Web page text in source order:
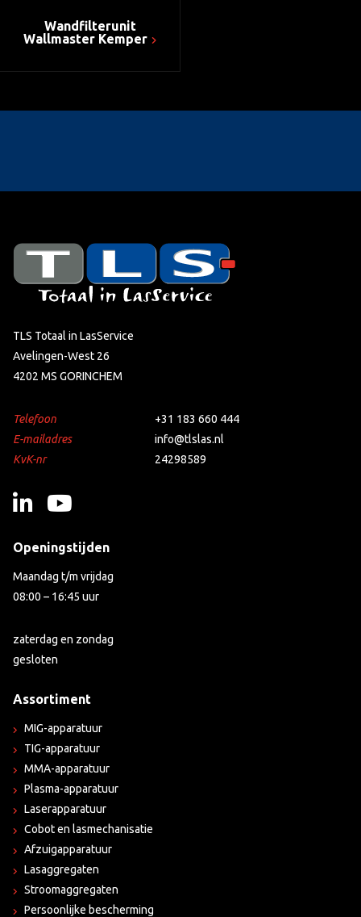
Wandfilterunit
Wallmaster Kemper
TLS Totaal in LasService
Avelingen-West 26
4202 MS GORINCHEM
Telefoon
+31 183 660 444
E-mailadres
info@tlslas.nl
KvK-nr
24298589
Openingstijden
Maandag t/m vrijdag
08:00 – 16:45 uur
zaterdag en zondag
gesloten
Assortiment
MIG-apparatuur
TIG-apparatuur
MMA-apparatuur
Plasma-apparatuur
Laserapparatuur
Cobot en lasmechanisatie
Afzuigapparatuur
Lasaggregaten
Stroomaggregaten
Persoonlijke bescherming